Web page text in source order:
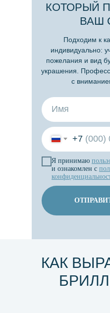
Подходим к
индивидуально:
пожелания и вид
украшения.
с
КОТОРЫЙ
ВАШ
+7
Я принимаю
и ознакомлен с
КАК